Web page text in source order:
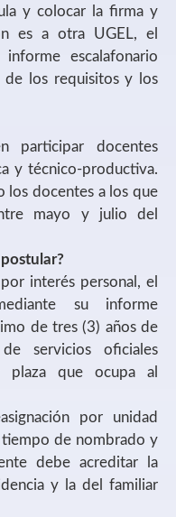
y colocar la firma y
es a otra UGEL, el
escalafonario
de los requisitos y los
participar docentes
y técnico-productiva.
los docentes a los que
mayo y julio del
interés personal, el
su informe
de tres (3) años de
servicios oficiales
que ocupa al
por unidad
tiempo de nombrado y
debe acreditar la
y la del familiar